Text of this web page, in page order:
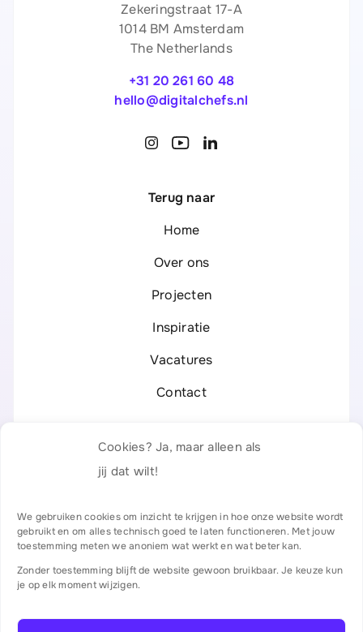
Cookies? Ja, maar alleen als
jij dat wilt!
We gebruiken cookies om inzicht te krijgen in hoe onze website wordt
gebruikt en om alles technisch goed te laten functioneren. Met jouw
toestemming meten we anoniem wat werkt en wat beter kan.
Zonder toestemming blijft de website gewoon bruikbaar. Je keuze kun
je op elk moment wijzigen.
Zekeringstraat 17-A
1014 BM Amsterdam
The Netherlands
+31 20 261 60 48
hello@digitalchefs.nl
Terug naar
Home
Over ons
Projecten
Inspiratie
Vacatures
Contact
Privacyverklaring
Algemene voorwaarden
Certificaten & partners